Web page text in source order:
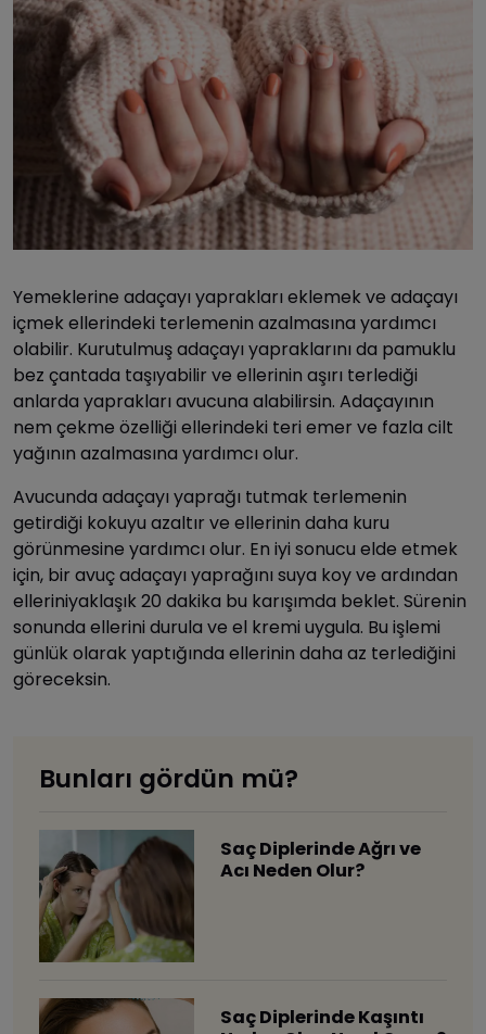
Yemeklerine adaçayı yaprakları eklemek ve adaçayı
içmek ellerindeki terlemenin azalmasına yardımcı
olabilir. Kurutulmuş adaçayı yapraklarını da pamuklu
bez çantada taşıyabilir ve ellerinin aşırı terlediği
anlarda yaprakları avucuna alabilirsin. Adaçayının
nem çekme özelliği ellerindeki teri emer ve fazla cilt
yağının azalmasına yardımcı olur.
Avucunda adaçayı yaprağı tutmak terlemenin
getirdiği kokuyu azaltır ve ellerinin daha kuru
görünmesine yardımcı olur. En iyi sonucu elde etmek
için, bir avuç adaçayı yaprağını suya koy ve ardından
elleriniyaklaşık 20 dakika bu karışımda beklet. Sürenin
sonunda ellerini durula ve el kremi uygula. Bu işlemi
günlük olarak yaptığında ellerinin daha az terlediğini
göreceksin.
Bunları gördün mü?
Saç Diplerinde Ağrı ve
Acı Neden Olur?
Saç Diplerinde Kaşıntı